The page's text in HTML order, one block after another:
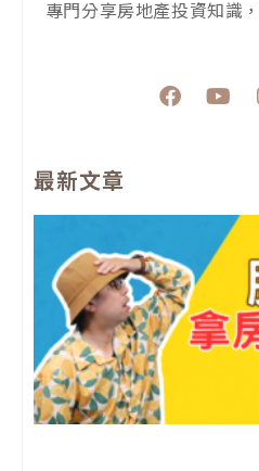
專門分享房地產投資知識
F
a
o
Y
e
最新文章